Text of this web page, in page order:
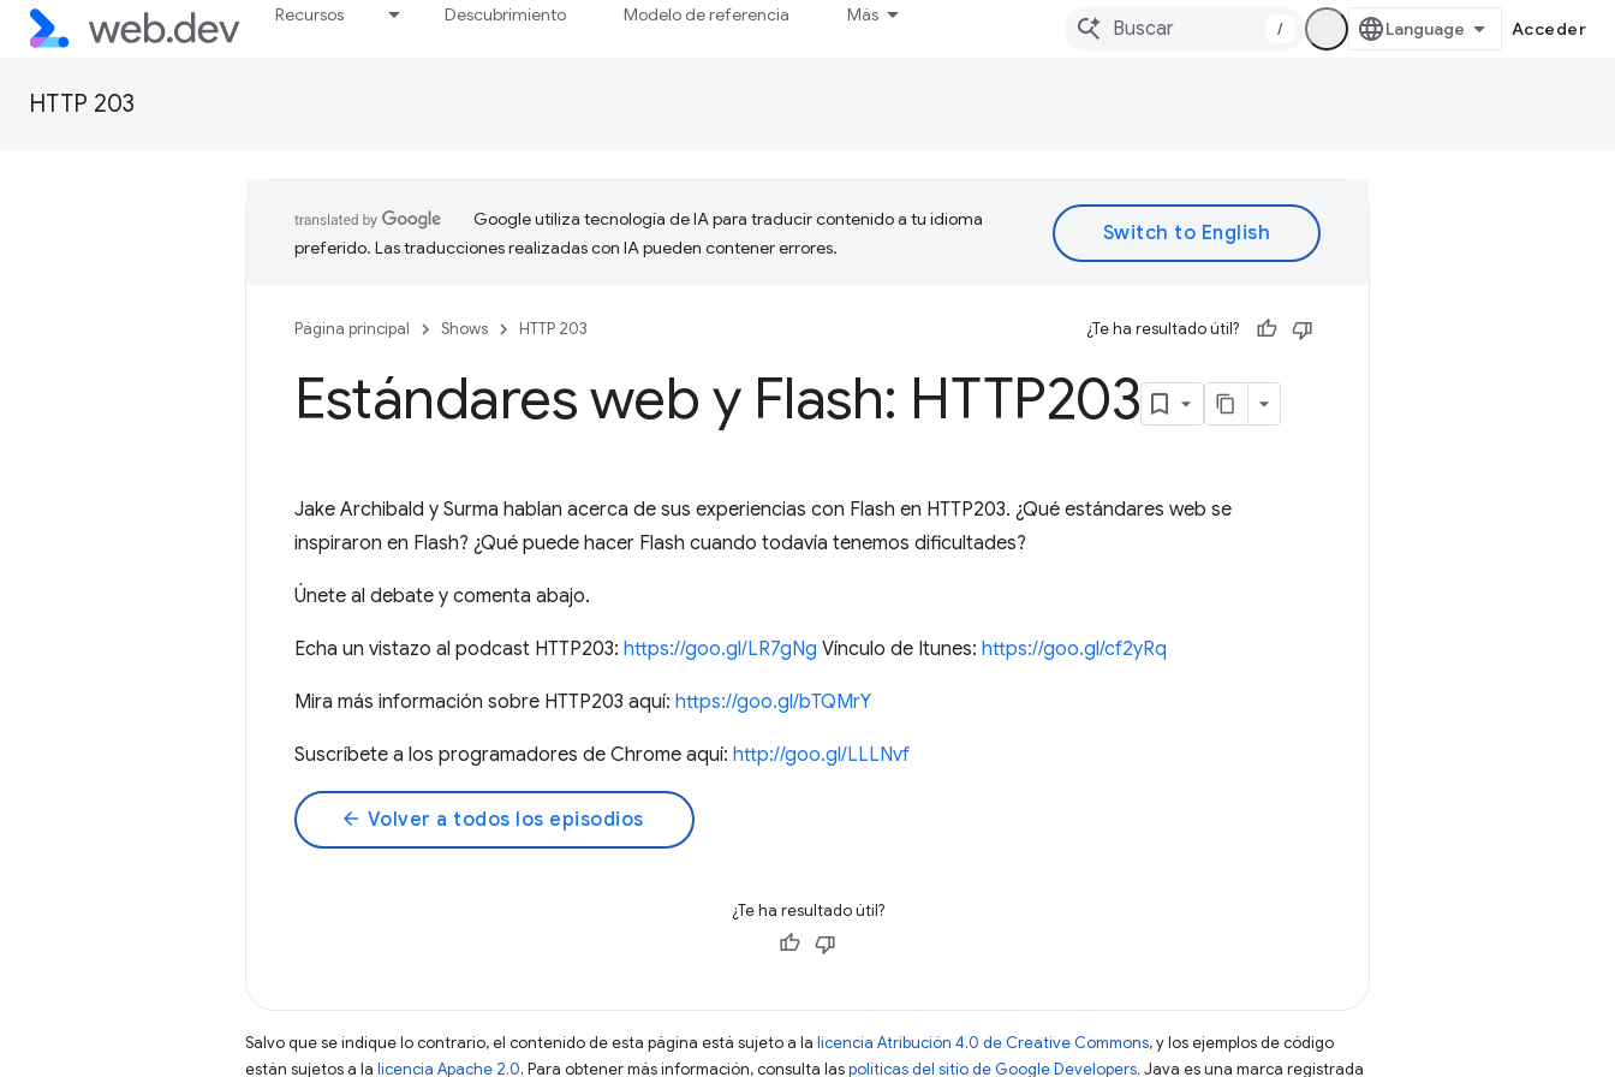
Recursos Descubrimiento Modelo de referencia Más
/ Acceder
HTTP 203
Google utiliza tecnología de IA para traducir contenido a tu idioma
preferido. Las traducciones realizadas con IA pueden contener errores.
Página principal Shows HTTP 203 ¿Te ha resultado útil?
Estándares web y Flash: HTTP203
Jake Archibald y Surma hablan acerca de sus experiencias con Flash en HTTP203. ¿Qué estándares web se
inspiraron en Flash? ¿Qué puede hacer Flash cuando todavía tenemos dificultades?
Únete al debate y comenta abajo.
Echa un vistazo al podcast HTTP203: https://goo.gl/LR7gNg Vínculo de Itunes: https://goo.gl/cf2yRq
Mira más información sobre HTTP203 aquí: https://goo.gl/bTQMrY
Suscríbete a los programadores de Chrome aquí: http://goo.gl/LLLNvf
arrow_back Volver a todos los episodios
¿Te ha resultado útil?
Salvo que se indique lo contrario, el contenido de esta página está sujeto a la licencia Atribución 4.0 de Creative Commons, y los ejemplos de código
están sujetos a la licencia Apache 2.0. Para obtener más información, consulta laspolíticas del sitio de Google Developers. Java es una marca registrada